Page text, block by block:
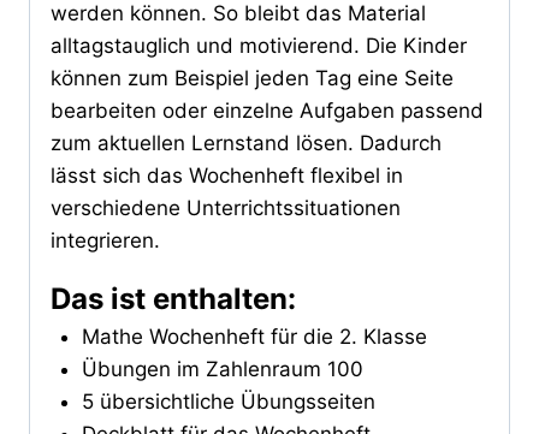
werden können. So bleibt das Material
alltagstauglich und motivierend. Die Kinder
können zum Beispiel jeden Tag eine Seite
bearbeiten oder einzelne Aufgaben passend
zum aktuellen Lernstand lösen. Dadurch
lässt sich das Wochenheft flexibel in
verschiedene Unterrichtssituationen
integrieren.
Das ist enthalten:
Mathe Wochenheft für die 2. Klasse
Übungen im Zahlenraum 100
5 übersichtliche Übungsseiten